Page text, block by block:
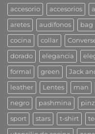
accesorio accesorios
aretes audífonos bag
cocina collar
dorado elegancia
formal green Jack
leather Lentes man
negro pashmina
sport stars t-shirt